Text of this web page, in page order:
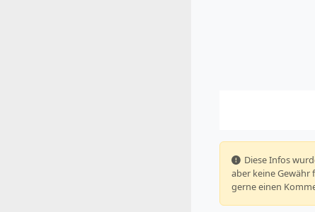
Diese Infos
aber keine Gewähr
gerne einen